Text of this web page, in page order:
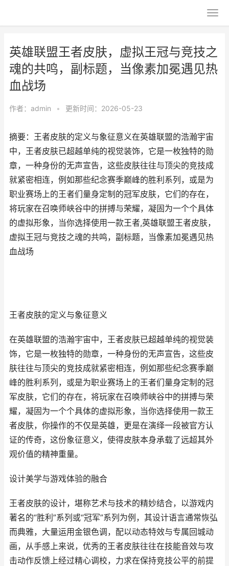
英雄联盟王者皮肤，虚拟王冠与竞技之
魂的共鸣，副标题，当像素加冕遇见热
血战场
作者： admin • 更新时间：2026-05-23
摘要：王者皮肤的定义与象征意义在英雄联盟的浩瀚宇宙
中，王者皮肤已超越单纯的视觉装饰，它是一枚独特的勋
章，一种身份的无声宣告，这些皮肤往往与顶尖的竞技成
就紧密相连，例如那些纪念赛季巅峰的胜利系列，或是为
职业赛场上的王者们量身定制的冠军皮肤，它们的存在，
将玩家在召唤师峡谷中的拼搏与荣耀，凝固为一个个具体
的虚拟形象，当你选择使用一款王者,英雄联盟王者皮肤，
虚拟王冠与竞技之魂的共鸣，副标题，当像素加冕遇见热
血战场
王者皮肤的定义与象征意义
在英雄联盟的浩瀚宇宙中，王者皮肤已超越单纯的视觉装
饰，它是一枚独特的勋章，一种身份的无声宣告，这些皮
肤往往与顶尖的竞技成就紧密相连，例如那些纪念赛季巅
峰的胜利系列，或是为职业赛场上的王者们量身定制的冠
军皮肤，它们的存在，将玩家在召唤师峡谷中的拼搏与荣
耀，凝固为一个个具体的虚拟形象，当你选择使用一款王
者皮肤，你操作的不仅是英雄，更是在演绎一段被官方认
证的传奇，这份象征意义，使得皮肤本身承载了远超其外
观价值的精神重量。
设计美学与游戏体验的融合
王者皮肤的设计，堪称艺术与技术的精妙结合，以游戏内
著名的“胜利”系列或“冠军”系列为例，其设计语言通常恢弘
而典雅，大量运用金银色调，配以动态特效与专属回城动
画，从手感上来说，优秀的王者皮肤往往在技能音效与攻
击动作反馈上经过精心调校，力求在保持竞技公平的前提